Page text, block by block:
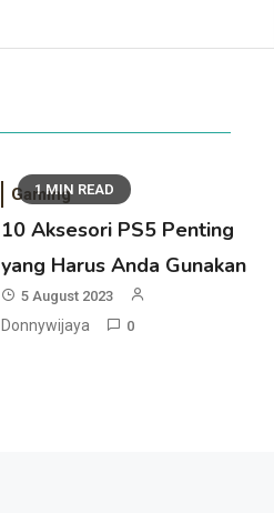
1 MIN READ
Gaming
10 Aksesori PS5 Penting
yang Harus Anda Gunakan
5 August 2023
Donnywijaya 0